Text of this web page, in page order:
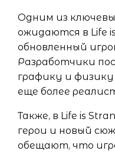
Одним из
ожидаются в Life
обновленный
Разработчики
графику и
еще более
Также, в Life is
герои и новый
обещают, что